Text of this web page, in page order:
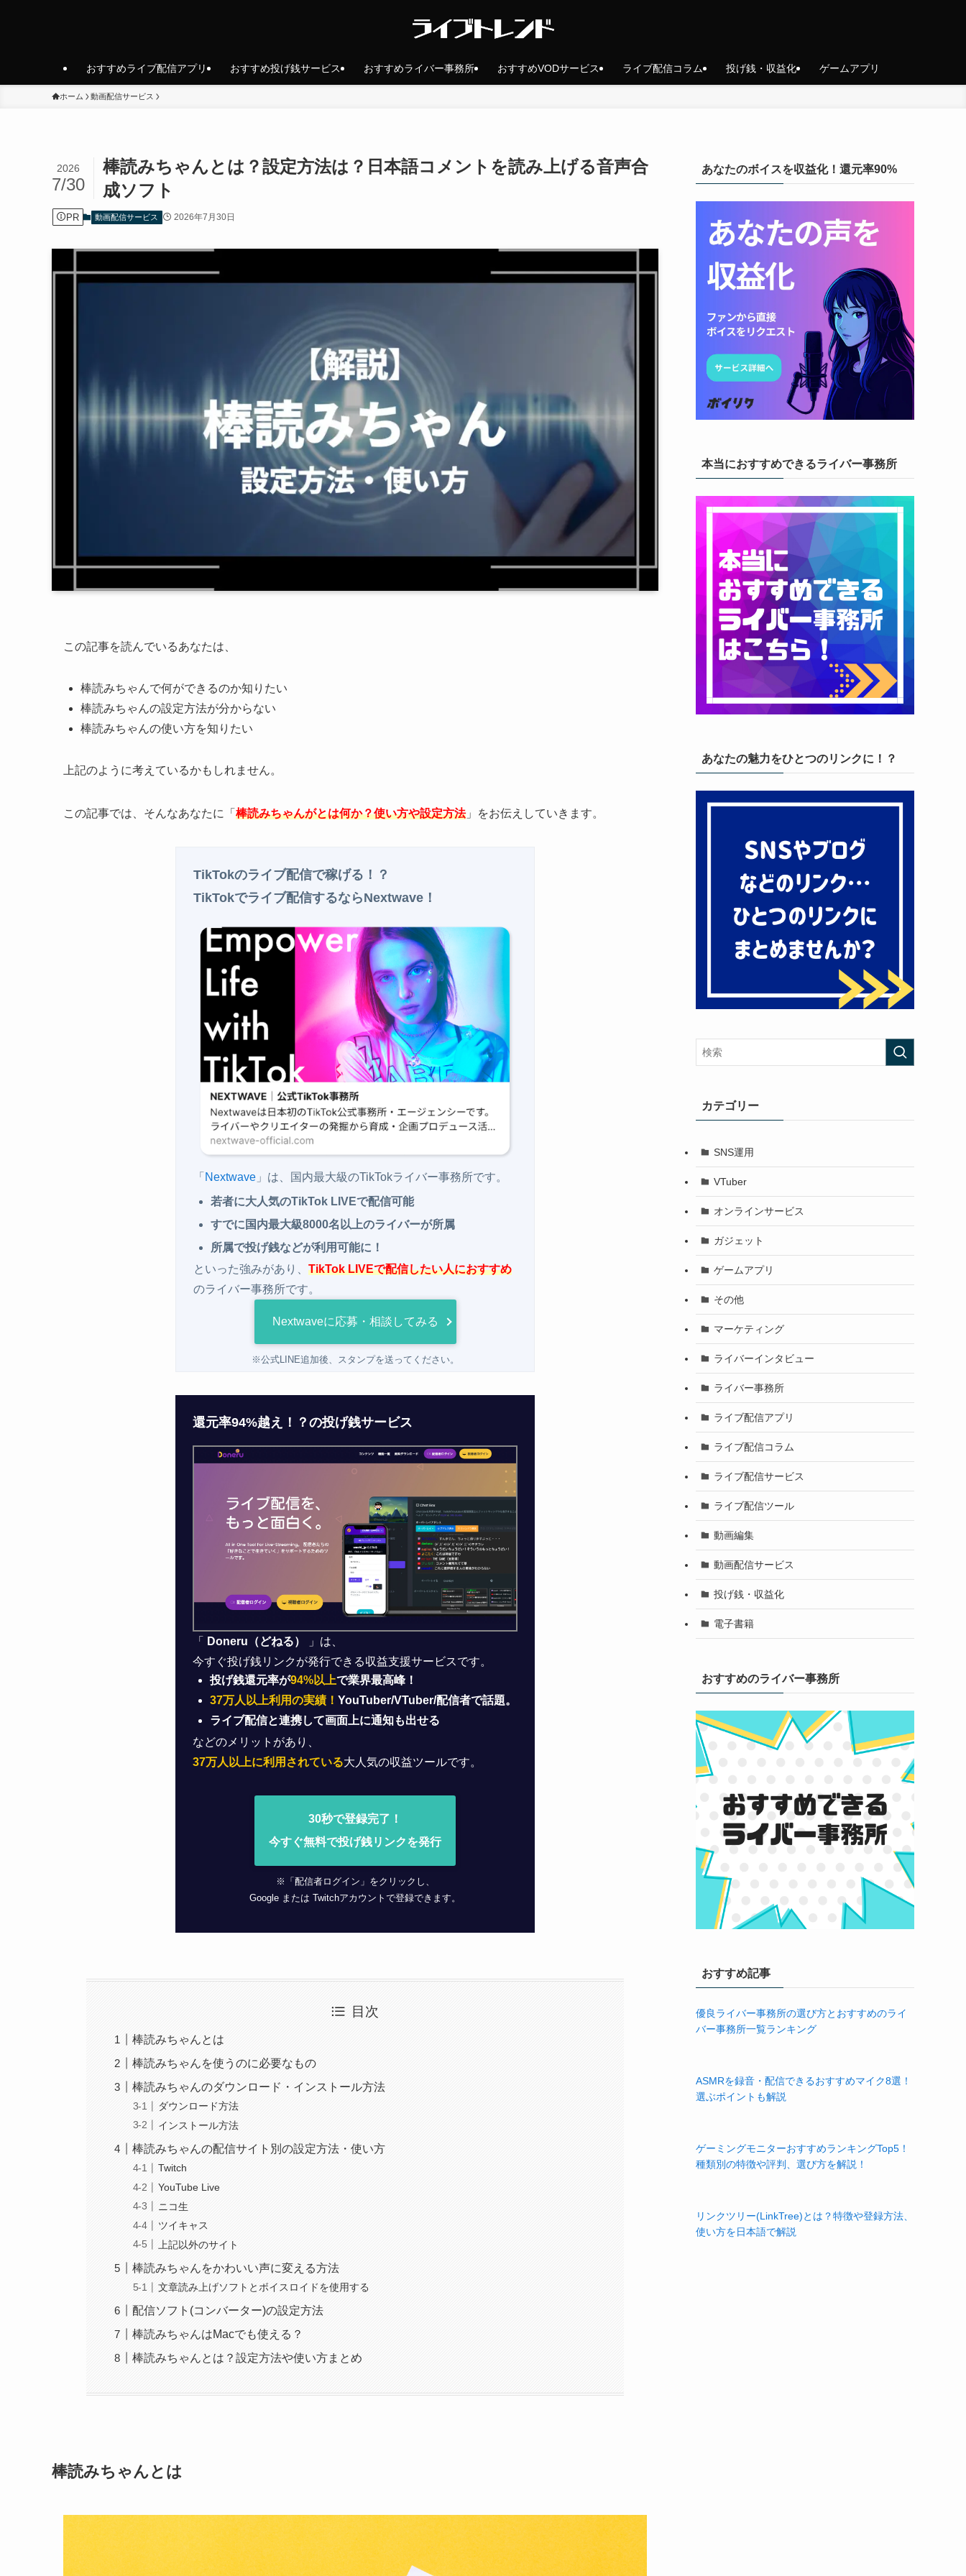
おすすめライブ配信アプリ おすすめ投げ銭サービス おすすめライバー事務所 おすすめVODサービス ライブ配信コラム 投げ銭・収益化 ゲームアプリ
ホーム 動画配信サービス
棒読みちゃんとは？設定方法は？日本語コメントを読み上げる音声合
成ソフト
2026
7/30
PR 動画配信サービス 2026年7月30日
この記事を読んでいるあなたは、
棒読みちゃんで何ができるのか知りたい
棒読みちゃんの設定方法が分からない
棒読みちゃんの使い方を知りたい
上記のように考えているかもしれません。
この記事では、そんなあなたに「 棒読みちゃんがとは何か？使い方や設定方法」をお伝えしていきます。
TikTokのライブ配信で稼げる！？
TikTokでライブ配信するならNextwave！
「 Nextwave 」は、国内最大級のTikTokライバー事務所です。
若者に大人気のTikTok LIVEで配信可能
すでに国内最大級8000名以上のライバーが所属
所属で投げ銭などが利用可能に！
といった強みがあり、 TikTok LIVEで配信したい人におすすめ
のライバー事務所です。
Nextwaveに応募・相談してみる
※公式LINE追加後、スタンプを送ってください。
還元率94%越え！？の投げ銭サービス
「 Doneru（どねる）
」は、
今すぐ投げ銭リンクが発行できる収益支援サービスです。
投げ銭還元率が94%以上で業界最高峰！
37万人以上利用の実績！ YouTuber/VTuber/配信者で話題。
ライブ配信と連携して画面上に通知も出せる
などのメリットがあり、
37万人以上に利用されている大人気の収益ツールです。
30秒で登録完了！
今すぐ無料で投げ銭リンクを発行
※「配信者ログイン」をクリックし、
Google または Twitchアカウントで登録できます。
目次
棒読みちゃんとは
棒読みちゃんを使うのに必要なもの
棒読みちゃんのダウンロード・インストール方法
ダウンロード方法
インストール方法
棒読みちゃんの配信サイト別の設定方法・使い方
Twitch
YouTube Live
ニコ生
ツイキャス
上記以外のサイト
棒読みちゃんをかわいい声に変える方法
文章読み上げソフトとボイスロイドを使用する
配信ソフト(コンバーター)の設定方法
棒読みちゃんはMacでも使える？
棒読みちゃんとは？設定方法や使い方まとめ
棒読みちゃんとは
あなたのボイスを収益化！還元率90%
本当におすすめできるライバー事務所
あなたの魅力をひとつのリンクに！？
カテゴリー
SNS運用
VTuber
オンラインサービス
ガジェット
ゲームアプリ
その他
マーケティング
ライバーインタビュー
ライバー事務所
ライブ配信アプリ
ライブ配信コラム
ライブ配信サービス
ライブ配信ツール
動画編集
動画配信サービス
投げ銭・収益化
電子書籍
おすすめのライバー事務所
おすすめ記事
優良ライバー事務所の選び方とおすすめのライ
バー事務所一覧ランキング
ASMRを録音・配信できるおすすめマイク8選！
選ぶポイントも解説
ゲーミングモニターおすすめランキングTop5！
種類別の特徴や評判、選び方を解説！
リンクツリー(LinkTree)とは？特徴や登録方法、
使い方を日本語で解説